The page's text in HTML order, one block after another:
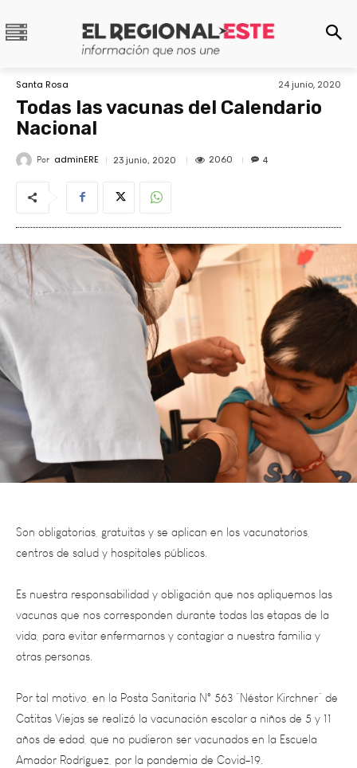
Santa Rosa 24 junio, 2020
Todas las vacunas del Calendario
Nacional
Por adminERE 23 junio, 2020 2060 4
Son obligatorias, gratuitas y se aplican en los vacunatorios,
centros de salud y hospitales públicos.
Es nuestra responsabilidad y obligación que nos apliquemos las
vacunas que nos corresponden durante todas las etapas de la
vida, para evitar enfermarnos y contagiar a nuestra familia y
otras personas.
Por tal motivo, en la Posta Sanitaria N° 563 “Néstor Kirchner” de
Catitas Viejas se realizó la vacunación escolar a niños de 5 y 11
años de edad, que no pudieron ser vacunados en la Escuela
Amador Rodríguez, por la pandemia de Covid-19.